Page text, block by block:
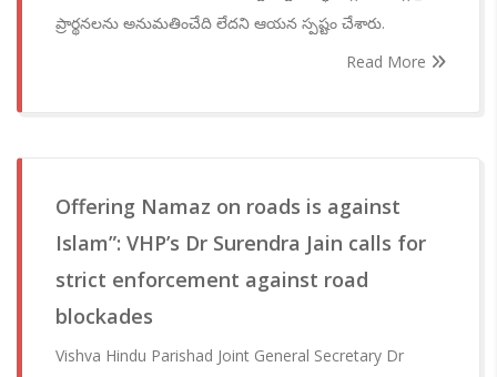
ప్రార్థనలను అనుమతించేది లేదని ఆయన స్పష్టం చేశారు.
Read More
Offering Namaz on roads is against
Islam”: VHP’s Dr Surendra Jain calls for
strict enforcement against road
blockades
Vishva Hindu Parishad Joint General Secretary Dr